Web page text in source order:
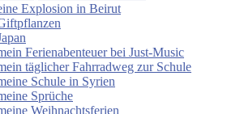
Explosion in Beirut
Ferienabenteuer bei Just-Music
täglicher Fahrradweg zur Schule
Schule in Syrien
Sprüche
Weihnachtsferien